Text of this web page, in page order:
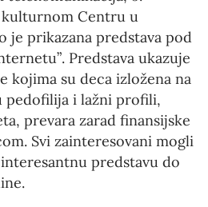
kulturnom Centru u
je prikazana predstava pod
Predstava ukazuje
kojima su deca izložena na
pedofilija i lažni profili,
prevara zarad finansijske
Svi zainteresovani mogli
predstavu do